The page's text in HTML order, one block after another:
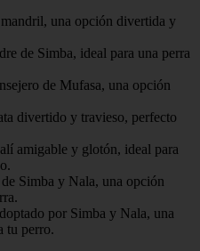
una opción divertida y
de Simba, ideal para una perra
de Mufasa, una opción
divertido y travieso, perfecto
amigable y glotón, ideal para
Simba y Nala, una opción
por Simba y Nala, una
tu perro.